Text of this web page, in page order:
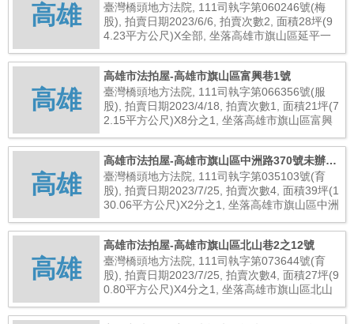
高雄
臺灣橋頭地方法院, 111司執字第060246號(梅
股), 拍賣日期2023/6/6, 拍賣次數2, 面積28坪(9
4.23平方公尺)X全部, 坐落高雄市旗山區延平一
高雄
高雄市法拍屋-高雄市旗山區富興巷1號
臺灣橋頭地方法院, 111司執字第066356號(服
股), 拍賣日期2023/4/18, 拍賣次數1, 面積21坪(7
2.15平方公尺)X8分之1, 坐落高雄市旗山區富興
高雄
高雄市法拍屋-高雄市旗山區中洲路370號未辦保
存登記建物
臺灣橋頭地方法院, 111司執字第035103號(育
股), 拍賣日期2023/7/25, 拍賣次數4, 面積39坪(1
30.06平方公尺)X2分之1, 坐落高雄市旗山區中洲
0元
高雄
高雄市法拍屋-高雄市旗山區北山巷2之12號
臺灣橋頭地方法院, 111司執字第073644號(育
股), 拍賣日期2023/7/25, 拍賣次數4, 面積27坪(9
0.80平方公尺)X4分之1, 坐落高雄市旗山區北山